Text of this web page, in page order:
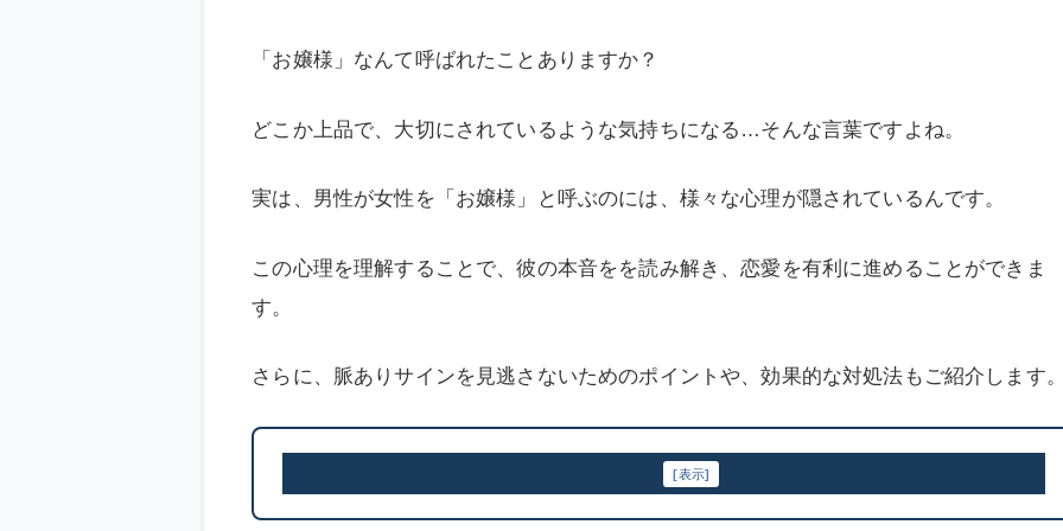
「お嬢様」なんて呼ばれたことありますか？
どこか上品で、大切にされているような気持ちになる…そんな言葉ですよね。
実は、男性が女性を「お嬢様」と呼ぶのには、様々な心理が隠されているんです。
この心理を理解することで、彼の本音をを読み解き、恋愛を有利に進めることができま
す。
さらに、脈ありサインを見逃さないためのポイントや、効果的な対処法もご紹介します
[表示]